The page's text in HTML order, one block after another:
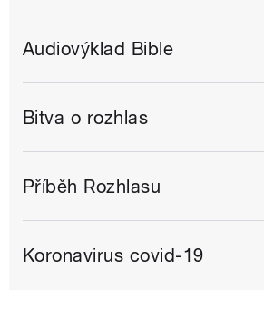
Audiovýklad Bible
Bitva o rozhlas
Příběh Rozhlasu
Koronavirus covid-19